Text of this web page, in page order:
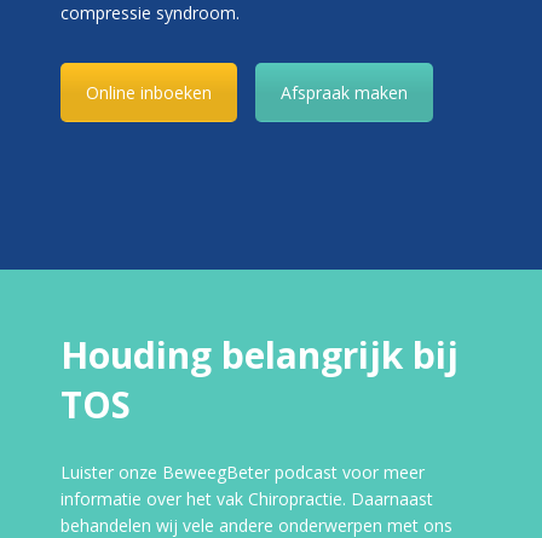
compressie syndroom.
Online inboeken Afspraak maken
Houding belangrijk bij
TOS
Luister onze BeweegBeter podcast voor meer
informatie over het vak Chiropractie. Daarnaast
behandelen wij vele andere onderwerpen met ons